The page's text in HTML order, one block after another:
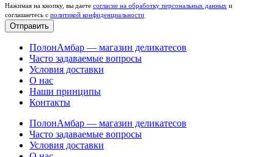
Нажимая на кнопку, вы даете согласие на обработку персональных данных и
соглашаетесь c политикой конфиденциальности
Отправить
ПолонАмбар — магазин деликатесов
Часто задаваемые вопросы
Условия доставки
О нас
Наши принципы
Контакты
ПолонАмбар — магазин деликатесов
Часто задаваемые вопросы
Условия доставки